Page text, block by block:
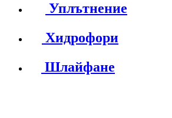
Уплътнение
Хидрофори
Шлайфане